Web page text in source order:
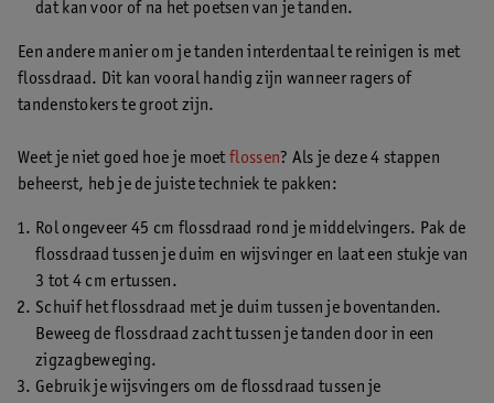
dat kan voor of na het poetsen van je tanden.
Een andere manier om je tanden interdentaal te reinigen is met
flossdraad. Dit kan vooral handig zijn wanneer ragers of
tandenstokers te groot zijn.
Weet je niet goed hoe je moetflossen? Als je deze 4 stappen
beheerst, heb je de juiste techniek te pakken:
Rol ongeveer 45 cm flossdraad rond je middelvingers. Pak de
flossdraad tussen je duim en wijsvinger en laat een stukje van
3 tot 4 cm ertussen.
Schuif het flossdraad met je duim tussen je boventanden.
Beweeg de flossdraad zacht tussen je tanden door in een
zigzagbeweging.
Gebruik je wijsvingers om de flossdraad tussen je